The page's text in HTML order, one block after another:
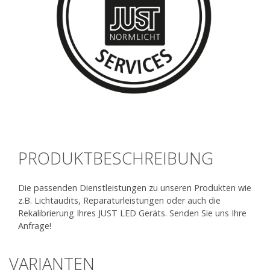
PRODUKTBESCHREIBUNG
Die passenden Dienstleistungen zu unseren Produkten wie
z.B. Lichtaudits, Reparaturleistungen oder auch die
Rekalibrierung Ihres JUST LED Geräts. Senden Sie uns Ihre
Anfrage!
VARIANTEN